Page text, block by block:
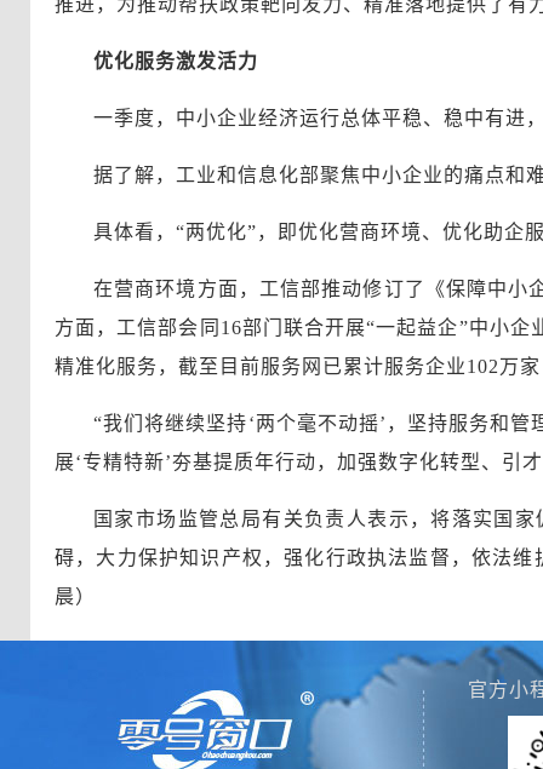
推进，为推动帮扶政策靶向发力、精准落地提供了有
优化服务激发活力
一季度，中小企业经济运行总体平稳、稳中有进
据了解，工业和信息化部聚焦中小企业的痛点和
具体看，“两优化”，即优化营商环境、优化助企
在营商环境方面，工信部推动修订了《保障中小
方面，工信部会同16部门联合开展“一起益企”中小
精准化服务，截至目前服务网已累计服务企业102万
“我们将继续坚持‘两个毫不动摇’，坚持服务和
展‘专精特新’夯基提质年行动，加强数字化转型、引
国家市场监管总局有关负责人表示，将落实国
碍，大力保护知识产权，强化行政执法监督，依法
晨）
官方小